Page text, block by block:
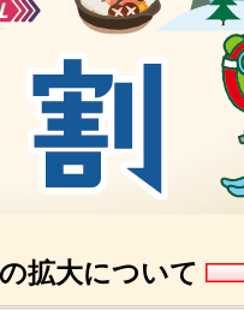
拡大について